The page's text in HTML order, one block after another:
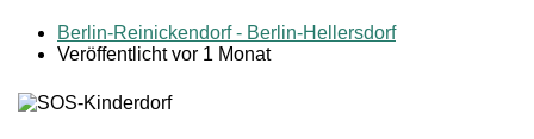
Berlin-Reinickendorf - Berlin-Hellersdorf
Veröffentlicht vor 1 Monat